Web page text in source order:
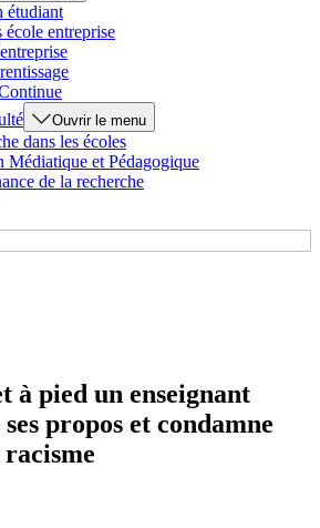
étudiant
école entreprise
Ouvrir le menu
dans les écoles
Médiatique et Pédagogique
de la recherche
à pied un enseignant
propos et condamne